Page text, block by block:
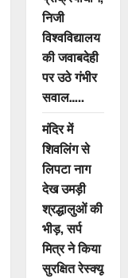
निजी
विश्वविद्यालय
की जवाबदेही
पर उठे गंभीर
सवाल…..
मंदिर में
शिवलिंग से
लिपटा नाग
देख उमड़ी
श्रद्धालुओं की
भीड़, सर्प
मित्र ने किया
सुरक्षित रेस्क्यू